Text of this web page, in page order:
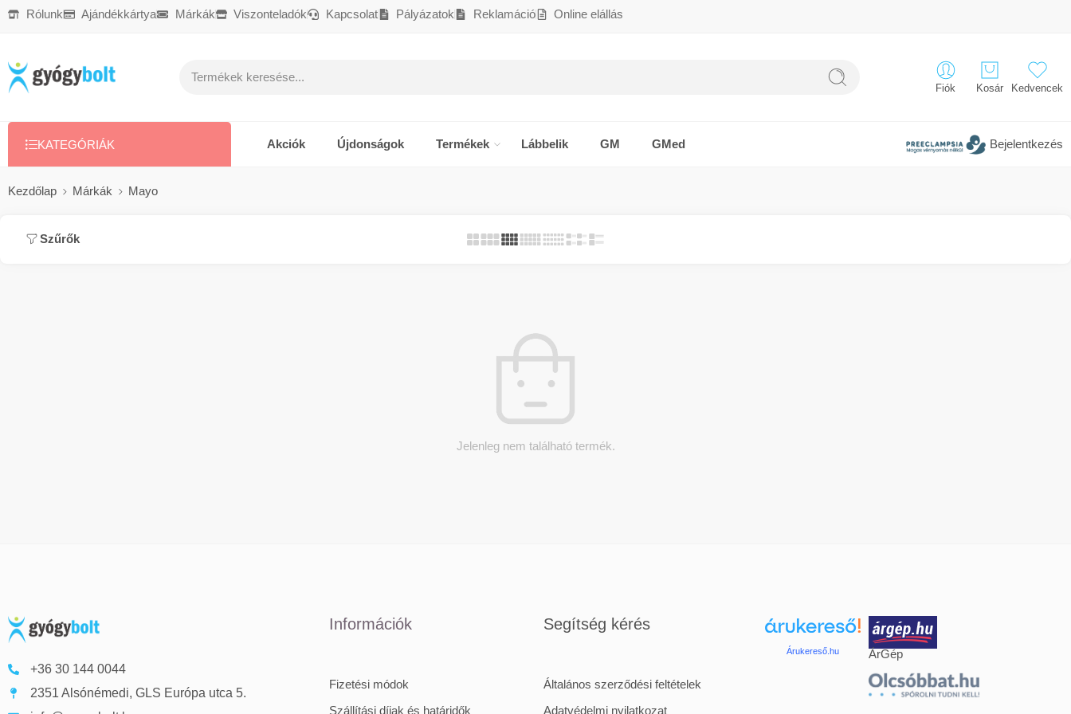
Rólunk Ajándékkártya Márkák Viszonteladók Kapcsolat Pályázatok Reklamáció Online elállás
Fiók Kosár Kedvencek
KATEGÓRIÁK Akciók Újdonságok Termékek Lábbelik GM GMed Bejelentkezés
Kezdőlap Márkák Mayo
Szűrők
Jelenleg nem található termék.
+36 30 144 0044
2351 Alsónémedi, GLS Európa utca 5.
Információk
Fizetési módok
Szállítási díjak és határidők
Segítség kérés
Általános szerződési feltételek
Adatvédelmi nyilatkozat
Árukereső.hu ÁrGép